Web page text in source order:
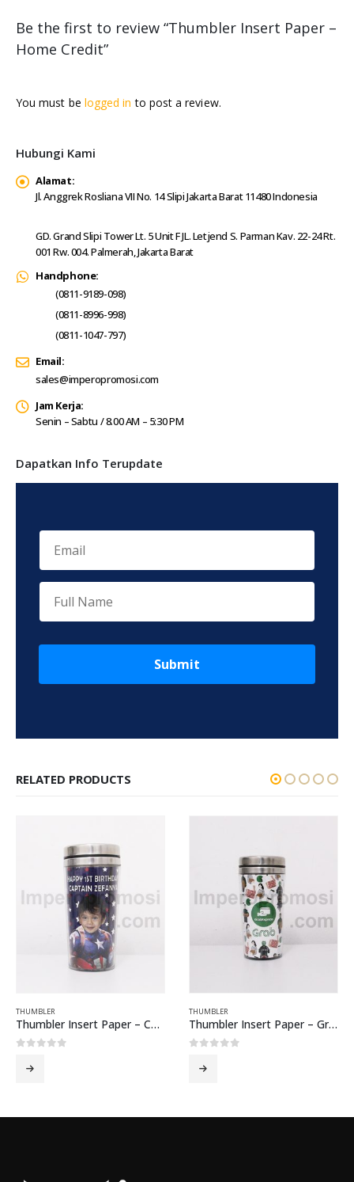
Be the first to review “Thumbler Insert Paper –
Home Credit”
You must be logged in to post a review.
Hubungi Kami
Alamat:
Jl. Anggrek Rosliana VII No. 14 Slipi Jakarta Barat 11480 Indonesia
GD. Grand Slipi Tower Lt. 5 Unit F JL. Letjend S. Parman Kav. 22-24 Rt.
001 Rw. 004. Palmerah, Jakarta Barat
Handphone:
(0811-9189-098)
(0811-8996-998)
(0811-1047-797)
Email:
sales@imperopromosi.com
Jam Kerja:
Senin – Sabtu / 8.00 AM – 5:30 PM
Dapatkan Info Terupdate
Submit
RELATED PRODUCTS
THUMBLER
Thumbler Insert Paper – Captain Zefanya
THUMBLER
Thumbler Insert Paper – Grab